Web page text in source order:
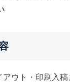
ウト・印刷入